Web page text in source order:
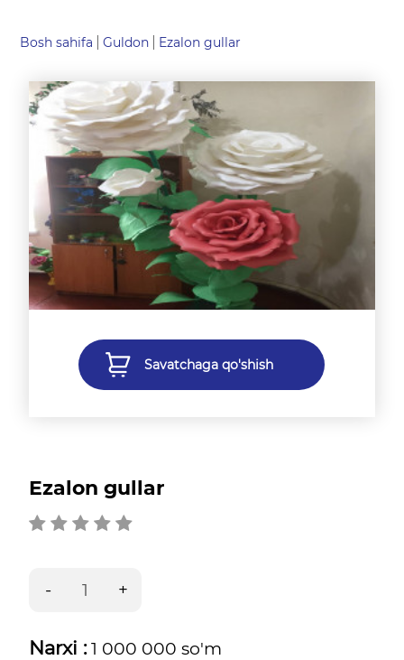
Bosh sahifa Guldon Ezalon gullar
Savatchaga qo'shish
Ezalon gullar
Narxi :1 000 000 so'm